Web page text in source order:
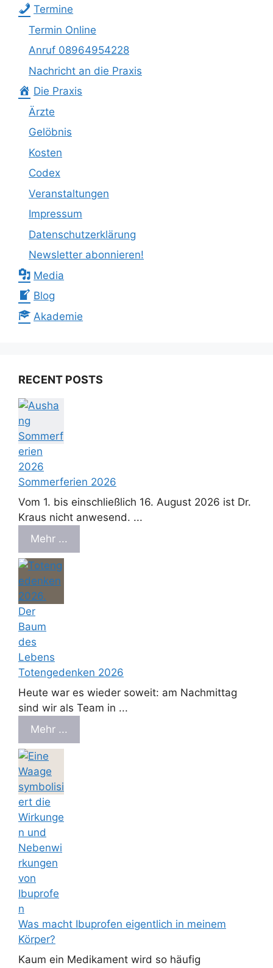
Termine
Termin Online
Anruf 08964954228
Nachricht an die Praxis
Die Praxis
Ärzte
Gelöbnis
Kosten
Codex
Veranstaltungen
Impressum
Datenschutzerklärung
Newsletter abonnieren!
Media
Blog
Akademie
RECENT POSTS
Sommerferien 2026
Vom 1. bis einschließlich 16. August 2026 ist Dr.
Kraus nicht anwesend. ...
Mehr ...
Totengedenken 2026
Heute war es wieder soweit: am Nachmittag
sind wir als Team in ...
Mehr ...
Was macht Ibuprofen eigentlich in meinem
Körper?
Kaum ein Medikament wird so häufig